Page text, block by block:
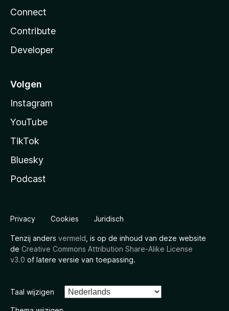
Connect
Contribute
Developer
Volgen
Instagram
YouTube
TikTok
Bluesky
Podcast
Privacy Cookies Juridisch
Tenzij anders vermeld , is op de inhoud van deze website
de Creative Commons Attribution Share-Alike License
v3.0 of latere versie van toepassing.
Taal wijzigen